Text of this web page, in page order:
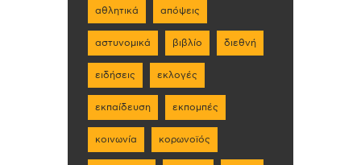
αθλητικά απόψεις
αστυνομικά βιβλίο διεθνή
ειδήσεις εκλογές
εκπαίδευση εκπομπές
κοινωνία κορωνοϊός